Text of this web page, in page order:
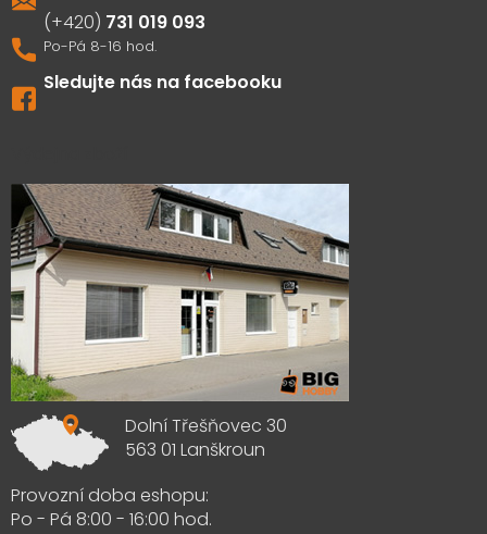
731 019 093
Sledujte nás na facebooku
Dolní Třešňovec 30
563 01 Lanškroun
Provozní doba eshopu:
Po - Pá 8:00 - 16:00 hod.